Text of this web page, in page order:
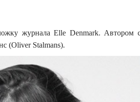
журнала Elle Denmark. Автором
(Oliver Stalmans).